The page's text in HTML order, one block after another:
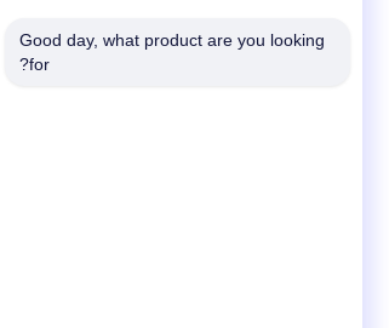
عازل للصوت الصوف
Good day, what product are you looking
for?